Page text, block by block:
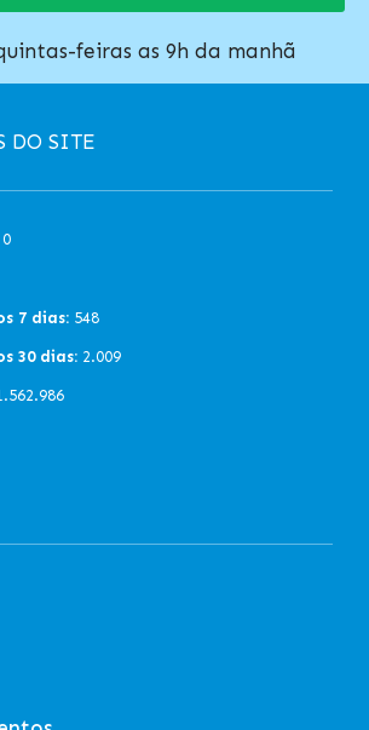
feiras as 9h da manhã
DO SITE
0
7 dias: 548
30 dias: 2.009